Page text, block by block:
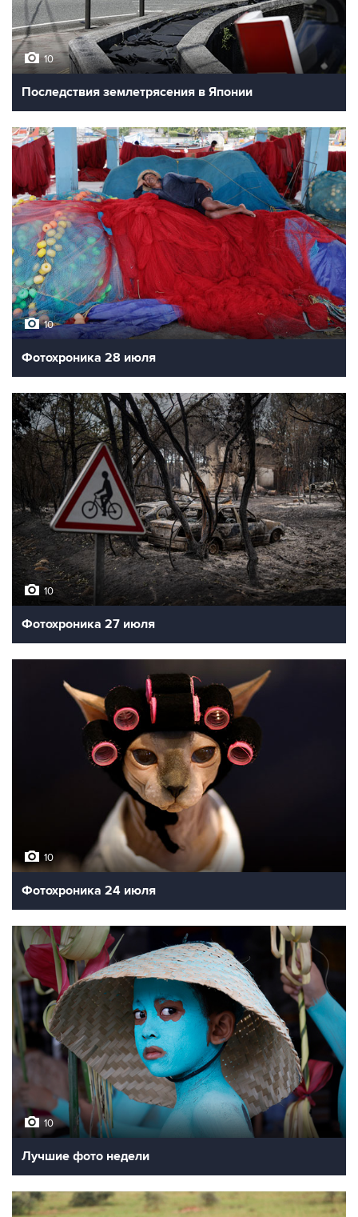
10
Последствия землетрясения в Японии
10
Фотохроника 28 июля
10
Фотохроника 27 июля
10
Фотохроника 24 июля
10
Лучшие фото недели